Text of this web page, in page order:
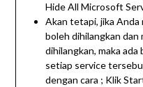
Hide All Microsoft
Akan tetapi, jika Anda
boleh dihilangkan dan
dihilangkan, maka
setiap service
dengan cara ; Klik